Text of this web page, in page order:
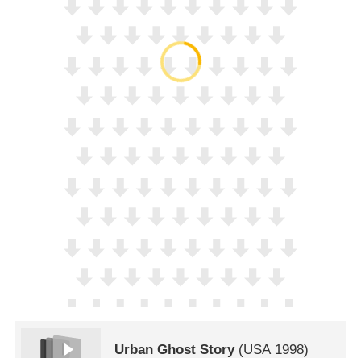
Urban Ghost Story(USA 1998)